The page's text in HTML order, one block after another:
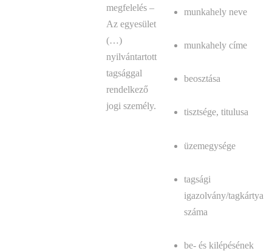
megfelelés –
Az egyesület
(…)
nyilvántartott
tagsággal
rendelkező
jogi személy.
munkahely neve
munkahely címe
beosztása
tisztsége, titulusa
üzemegysége
tagsági
igazolvány/tagkártya
száma
be- és kilépésének